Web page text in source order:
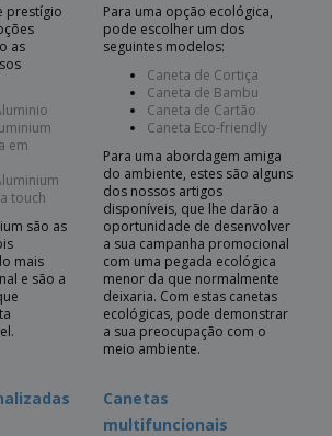
prestígio
as
em
touch
são as
mais
e são a
Para uma opção ecológica,
pode escolher um dos
seguintes modelos:
Caneta de Cortiça
Caneta de Bambu
Caneta de Cartão
Caneta Eco-friendly
Para uma abordagem amiga
do ambiente, estes são alguns
dos nossos artigos
disponíveis, que lhe darão a
oportunidade de desenvolver
a sua campanha promocional
com uma pegada ecológica
menor da que normalmente
deixaria. Com estas canetas
ecológicas, pode demonstrar
a sua preocupação com o
meio ambiente.
Canetas
multifuncionais